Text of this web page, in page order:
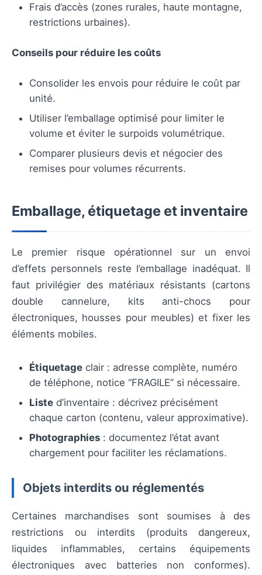
Frais d’accès (zones rurales, haute montagne,
restrictions urbaines).
Conseils pour réduire les coûts
Consolider les envois pour réduire le coût par
unité.
Utiliser l’emballage optimisé pour limiter le
volume et éviter le surpoids volumétrique.
Comparer plusieurs devis et négocier des
remises pour volumes récurrents.
Emballage, étiquetage et inventaire
Le premier risque opérationnel sur un envoi
d’effets personnels reste l’emballage inadéquat. Il
faut privilégier des matériaux résistants (cartons
double cannelure, kits anti-chocs pour
électroniques, housses pour meubles) et fixer les
éléments mobiles.
Étiquetage clair : adresse complète, numéro
de téléphone, notice “FRAGILE” si nécessaire.
Liste d’inventaire : décrivez précisément
chaque carton (contenu, valeur approximative).
Photographies : documentez l’état avant
chargement pour faciliter les réclamations.
Objets interdits ou réglementés
Certaines marchandises sont soumises à des
restrictions ou interdits (produits dangereux,
liquides inflammables, certains équipements
électroniques avec batteries non conformes).